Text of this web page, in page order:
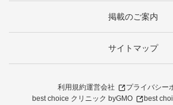
掲載のご案内
サイトマップ
利用規約運営会社
プライバシー
best choice クリニック byGMO
best